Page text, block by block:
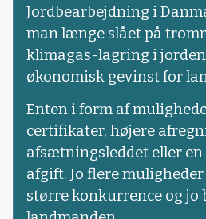
Jordbearbejdning i
man længe slået på
klimagas-lagring i jorden
økonomisk gevinst for
Enten i form af
certifikater, højere
afsætningsleddet eller en
afgift. Jo flere
større konkurrence og jo